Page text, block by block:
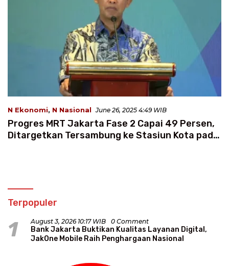
N Ekonomi, N Nasional June 26, 2025 4:49 WIB
Progres MRT Jakarta Fase 2 Capai 49 Persen,
Ditargetkan Tersambung ke Stasiun Kota pada
Terpopuler
1 August 3, 2026 10:17 WIB 0 Comment
Bank Jakarta Buktikan Kualitas Layanan Digital,
JakOne Mobile Raih Penghargaan Nasional